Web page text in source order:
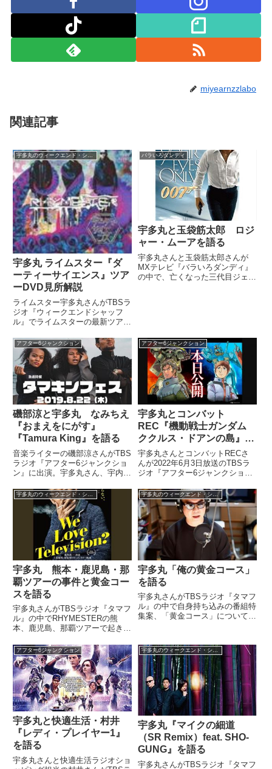
miyearnzzlabo
関連記事
宇多丸 ライムスター『ダ
ーティーサイエンス』ツア
ーDVD見所解説
ライムスター宇多丸さんがTBSラ
ジオ『ウィークエンドシャッフ
ル』でライムスターの最新ツアー
ダーティーサイエンスリリースツ
アー2013』の見所について解説
していました。 （宇多丸）さ
あ、ここで...
バラいろダンディ
宇多丸と玉袋筋太郎 ロジ
ャー・ムーアを語る
宇多丸さんと玉袋筋太郎さんが
MXテレビ『バラいろダンディ』
の中で、亡くなった三代目ジェー
アフター6ジャンクション
磯部涼と宇多丸 なみちえ
『おまえをにがす』
『Tamura King』を語る
音楽ライターの磯部涼さんがTBS
ラジオ『アフター6ジャンクショ
ン』に出演。宇多丸さん、宇内梨
す』とTAMURA KING『Tamura
King』を紹介していました。（宇
多丸）じゃあ、さらに行きましょ
うか。（磯...
アフター6ジャンクション
宇多丸とコンバット
REC『機動戦士ガンダム
ククルス・ドアンの島』を
語る
宇多丸さんとコンバットRECさ
んが2022年6月3日放送のTBSラ
ジオ『アフター6ジャンクショ
ム ククルス・ドアンの島』につ
いて話していました。
宇多丸のウィークエンド・シャッフル
宇多丸 熊本・鹿児島・那
覇ツアーの事件と黄金コー
スを語る
宇多丸さんがTBSラジオ『タマフ
ル』の中でRHYMESTERの熊
本、鹿児島、那覇ツアーで起きた
た黄金コースについて話していま
した。（宇多丸）あとはですね、
今週というか、いま私はずっと本
業のヒップホップグループ、...
宇多丸のウィークエンド・シャッフル
宇多丸「俺の黄金コース」
を語る
宇多丸さんがTBSラジオ『タマフ
ル』の中で自身持ち込みの番組特
集案、「黄金コース」について紹
ニングトークでは、数週間後、こ
の番組でひょっとしたら特集にな
るやならずや……私がとあるア
イ...
アフター6ジャンクション
宇多丸と快適生活・村井
『レディ・プレイヤー1』
を語る
宇多丸さんと快適生活ラジオショ
宇多丸『マイクの細道
（SR Remix）feat. SHO-
GUNG』を語る
宇多丸さんがTBSラジオ『タマフ